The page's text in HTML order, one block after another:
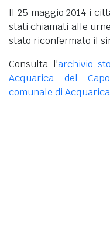
Il 25 maggio 2014 i
stati chiamati alle
stato riconfermato il
Consulta l'archivio
Acquarica del Capo
comunale di